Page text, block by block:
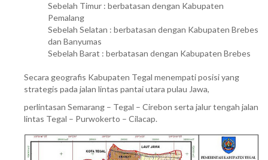
Sebelah Timur : berbatasan dengan Kabupaten
Pemalang
Sebelah Selatan : berbatasan dengan Kabupaten Brebes
dan Banyumas
Sebelah Barat : berbatasan dengan Kabupaten Brebes
Secara geografis Kabupaten Tegal menempati posisi yang
strategis pada jalan lintas pantai utara pulau Jawa,
perlintasan Semarang – Tegal – Cirebon serta jalur tengah jalan
lintas Tegal – Purwokerto – Cilacap.